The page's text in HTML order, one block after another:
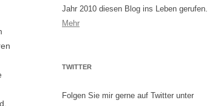
Jahr 2010 diesen Blog ins Leben gerufen.
Mehr
TWITTER
Folgen Sie mir gerne auf Twitter unter